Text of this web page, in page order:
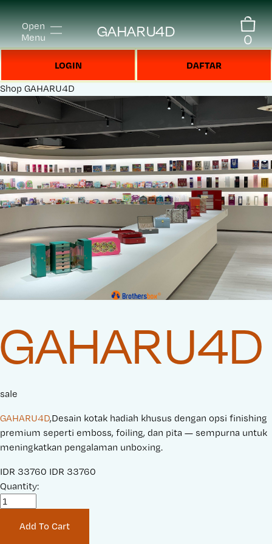
Open
Menu
GAHARU4D 0
LOGIN DAFTAR
Shop GAHARU4D
GAHARU4D
sale
GAHARU4D,Desain kotak hadiah khusus dengan opsi finishing
premium seperti emboss, foiling, dan pita — sempurna untuk
meningkatkan pengalaman unboxing.
S
a
IDR 33760 O
IDR 33760
Quantity:
Add To Cart